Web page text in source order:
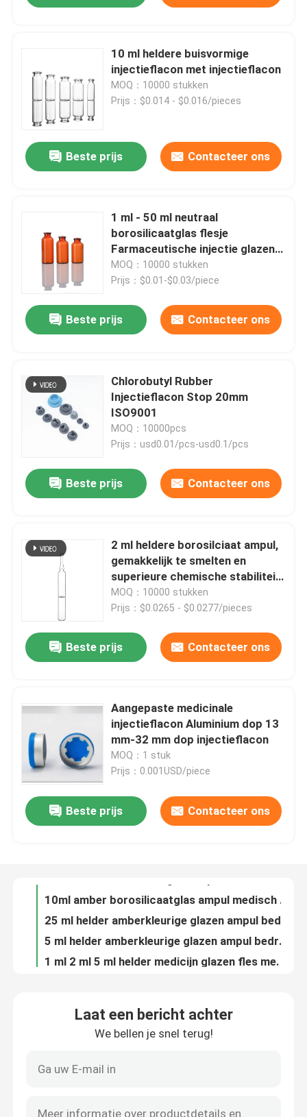
Producten
Over ons
Kwaliteitscontrole
Neem contact met ons op
Flesje van borosilicaatglas
tubulaire glasflesjes
10 ml heldere buisvormige
injectieflacon met injectieflacon
MOQ：10000 stukken
Prijs：$0.014 - $0.016/pieces
Beste prijs Contacteer ons
1 ml - 50 ml neutraal
borosilicaatglas flesje
Farmaceutische injectie glazen
fles
MOQ：10000 stukken
Prijs：$0.01-$0.03/piece
Beste prijs Contacteer ons
Chlorobutyl Rubber
Injectieflacon Stop 20mm
ISO9001
MOQ：10000pcs
Prijs：usd0.01/pcs-usd0.1/pcs
Beste prijs Contacteer ons
2 ml heldere borosilciaat ampul,
gemakkelijk te smelten en
superieure chemische stabiliteit
afdichtend
MOQ：10000 stukken
Prijs：$0.0265 - $0.0277/pieces
Beste prijs Contacteer ons
Aangepaste medicinale
injectieflacon Aluminium dop 13
mm-32 mm dop injectieflacon
MOQ：1 stuk
Prijs：0.001USD/piece
Beste prijs Contacteer ons
1 ml heldere borosilicaatglasampule voor medisch en cosmetisch monster vrijgegeven
Laat een bericht achter
We bellen je snel terug!